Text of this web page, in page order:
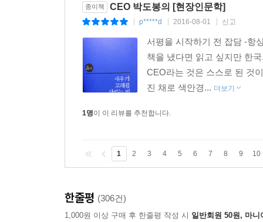
태어날 때부터 승자와 패자가 정해져버린 계층
무의미하게 돼요. 청년들의 노력 또한 헛수고에
국가 시스템이 왜 필요해요. 기업과 정부, 시민사
생각입니다. _p.22
기업가와 인문학자의 색다르면서도 의미 깊은
행복이 함께 가는 새로운 길을 묻는다.
종이책 CEO 박도봉의 [현장인문학]
p*****d 2016-08-01 신고
서평을 시작하기 전 잡담 -항
책을 냈다면 읽고 싶지만 한
CEO라는 것은 스스로 된 것
진 채로 색안경... 더보기
1명이 이 리뷰를 추천합니다.
1 2 3 4 5 6 7 8 9 10
한줄평 (306건)
1,000원 이상 구매 후 한줄평 작성 시 일반회원 50원, 마니